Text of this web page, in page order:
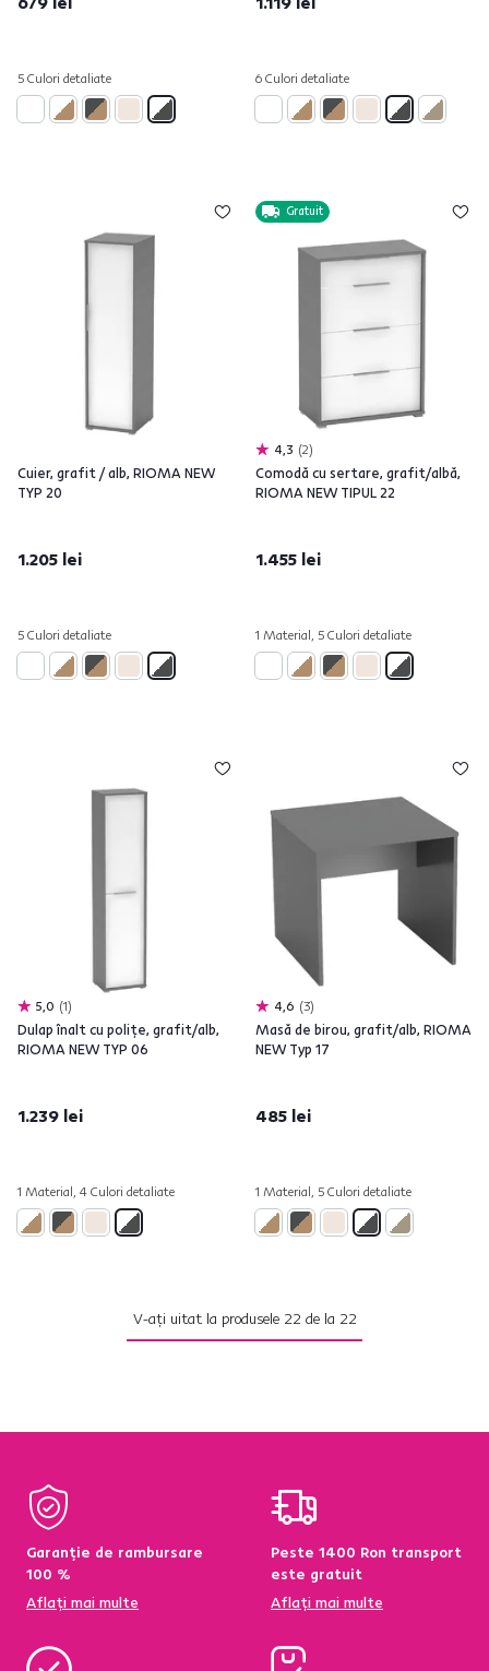
5 Culori detaliate 6 Culori detaliate
Cuier, grafit / alb, RIOMA NEW
TYP 20
1.205 lei
5 Culori detaliate
Gratuit
4,3 2
Comodă cu sertare, grafit/albă,
RIOMA NEW TIPUL 22
1.455 lei
1 Material, 5 Culori detaliate
5,0 1
Dulap înalt cu poliţe, grafit/alb,
RIOMA NEW TYP 06
1.239 lei
1 Material, 4 Culori detaliate
4,6 3
Masă de birou, grafit/alb, RIOMA
NEW Typ 17
485 lei
1 Material, 5 Culori detaliate
V-ați uitat la produsele 22 de la 22
Garanție de rambursare
100 %
Aflați mai multe
Peste 1400 Ron transport
este gratuit
Aflați mai multe